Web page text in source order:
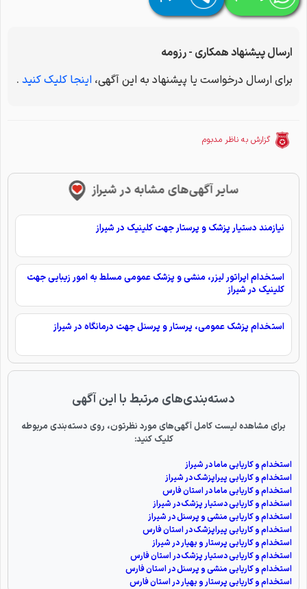
ارسال پیشنهاد همکاری - رزومه
برای ارسال درخواست یا پیشنهاد به این آگهی، اینجا کلیک کنید .
گزارش به ناظر مدبوم
سایر آگهی‌های مشابه در شیراز
نیازمند دستیار پزشک و پرستار جهت کلینیک در شیراز
استخدام اپراتور لیزر، منشی و پزشک عمومی مسلط به امور زیبایی جهت
کلینیک در شیراز
استخدام پزشک عمومی، پرستار و پرسنل جهت درمانگاه در شیراز
دسته‌بندی‌های مرتبط با این آگهی
برای مشاهده لیست کامل آگهی‌های مورد نظرتون، روی دسته‌بندی مربوطه
کلیک کنید:
استخدام و کاریابی ماما در شیراز
استخدام و کاریابی پیراپزشک در شیراز
استخدام و کاریابی ماما در استان فارس
استخدام و کاریابی دستیار پزشک در شیراز
استخدام و کاریابی منشی و پرسنل در شیراز
استخدام و کاریابی پیراپزشک در استان فارس
استخدام و کاریابی پرستار و بهیار در شیراز
استخدام و کاریابی دستیار پزشک در استان فارس
استخدام و کاریابی منشی و پرسنل در استان فارس
استخدام و کاریابی پرستار و بهیار در استان فارس